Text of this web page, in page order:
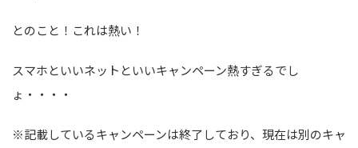
とのこと！これは熱い！
スマホといいネットといいキャンペーン熱すぎるでし
ょ・・・・
※記載しているキャンペーンは終了しており、現在は別のキャ